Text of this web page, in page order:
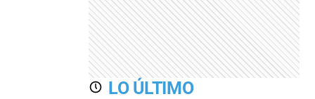
LO ÚLTIMO